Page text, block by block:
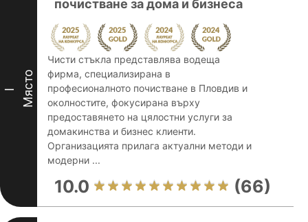
I Място
почистване за дома и бизнеса
Чисти стъкла представлява водеща
фирма, специализирана в
професионалното почистване в Пловдив и
околностите, фокусирана върху
предоставянето на цялостни услуги за
домакинства и бизнес клиенти.
Организацията прилага актуални методи и
модерни ...
10.0 (66)